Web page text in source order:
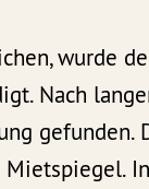
wurde
Nach